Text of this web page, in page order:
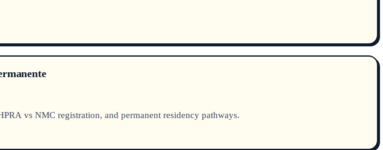
vs NMC registration, and permanent residency pathways.